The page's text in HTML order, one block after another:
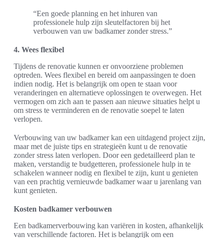
“Een goede planning en het inhuren van
professionele hulp zijn sleutelfactoren bij het
verbouwen van uw badkamer zonder stress.”
4. Wees flexibel
Tijdens de renovatie kunnen er onvoorziene problemen
optreden. Wees flexibel en bereid om aanpassingen te doen
indien nodig. Het is belangrijk om open te staan voor
veranderingen en alternatieve oplossingen te overwegen. Het
vermogen om zich aan te passen aan nieuwe situaties helpt u
om stress te verminderen en de renovatie soepel te laten
verlopen.
Verbouwing van uw badkamer kan een uitdagend project zijn,
maar met de juiste tips en strategieën kunt u de renovatie
zonder stress laten verlopen. Door een gedetailleerd plan te
maken, verstandig te budgetteren, professionele hulp in te
schakelen wanneer nodig en flexibel te zijn, kunt u genieten
van een prachtig vernieuwde badkamer waar u jarenlang van
kunt genieten.
Kosten badkamer verbouwen
Een badkamerverbouwing kan variëren in kosten, afhankelijk
van verschillende factoren. Het is belangrijk om een